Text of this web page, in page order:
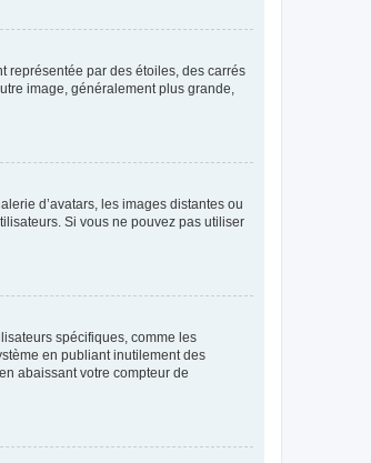
représentée par des étoiles, des carrés
image, généralement plus grande,
d’avatars, les images distantes ou
Si vous ne pouvez pas utiliser
spécifiques, comme les
en publiant inutilement des
abaissant votre compteur de